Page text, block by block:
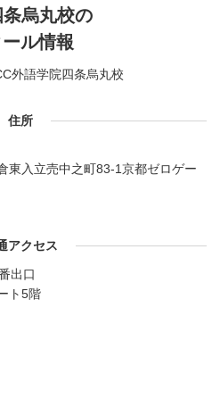
条烏丸校の
ル情報
住所
東入立売中之町83-1京都ゼロゲー
アクセス
出口
ト5階